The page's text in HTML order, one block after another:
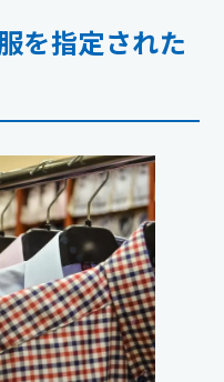
を指定された